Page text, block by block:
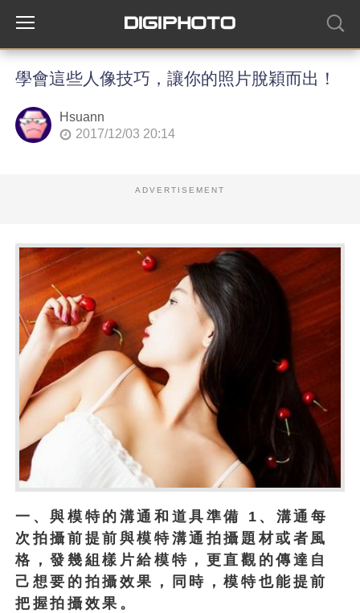
學會這些人像技巧，讓你的照片脫穎而出！
Hsuann
2017/12/03 20:14
ADVERTISEMENT
一、與模特的溝通和道具準備 1、溝通每
次拍攝前提前與模特溝通拍攝題材或者風
格，發幾組樣片給模特，更直觀的傳達自
己想要的拍攝效果，同時，模特也能提前
把握拍攝效果。